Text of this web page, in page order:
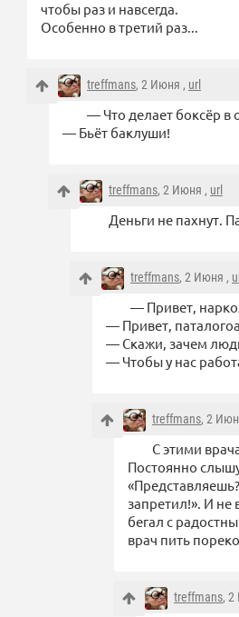
чтобы раз и навсегда.
Особенно в третий раз...
treffmans, 2 Июня , url
— Что делает боксёр в
— Бьёт баклуши!
treffmans, 2 Июня , url
Деньги не пахнут.
treffmans, 2 Июня ,
— Привет,
— Привет,
— Скажи, зачем
— Чтобы у нас
treffmans, 2
С этими
Постоянно
запретил!». И не
бегал с
врач пить
treffmans, 2